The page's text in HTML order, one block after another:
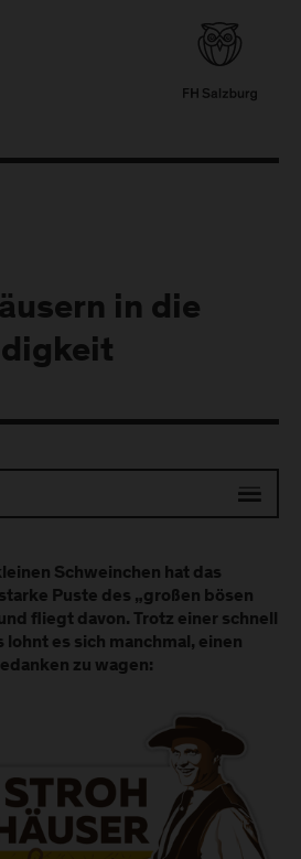
in die
Schweinchen hat das
Puste des „großen bösen
fliegt davon. Trotz einer schnell
es sich manchmal, einen
zu wagen: